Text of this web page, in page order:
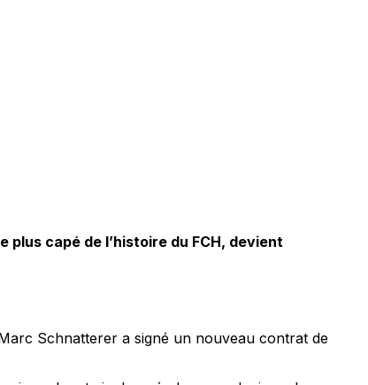
capé de l’histoire du FCH, devient
Schnatterer a signé un nouveau contrat de